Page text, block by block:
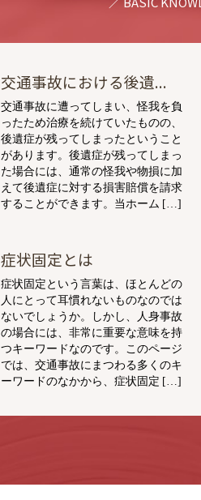
交通事故における後遺...
交通事故に遭ってしまい、怪我を負
ったため治療を続けていたものの、
後遺症が残ってしまったということ
があります。後遺症が残ってしまっ
た場合には、通常の怪我や物損に加
えて後遺症に対する損害賠償を請求
することができます。当ホーム […]
症状固定とは
症状固定という言葉は、ほとんどの
人にとって耳慣れないものなのでは
ないでしょうか。しかし、人身事故
の場合には、非常に重要な意味を持
つキーワードなのです。このページ
では、交通事故にまつわる多くのキ
ーワードのなかから、症状固定 […]